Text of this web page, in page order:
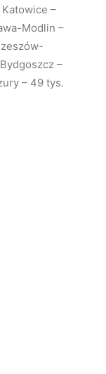
Katowice –
Modlin –
–
– 49 tys.